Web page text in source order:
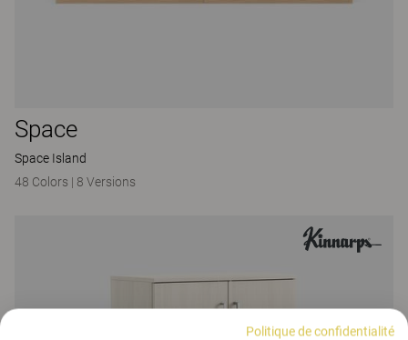
Space
Space Island
48 Colors | 8 Versions
Politique de confidentialité